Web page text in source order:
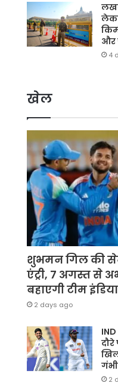
और
4
खेल
शुभमन गिल की
एंट्री, 7 अगस्त से
बहाएगी टीम इंडिया
2 days ago
2